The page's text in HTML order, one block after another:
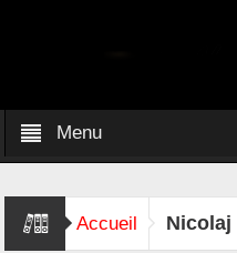
Menu
Accueil Nicolaj